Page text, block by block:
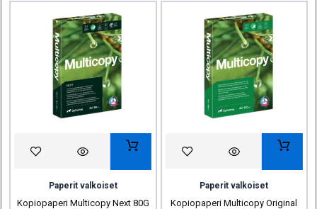
Paperit valkoiset
Kopiopaperi Multicopy Next 80G
Paperit valkoiset
Kopiopaperi Multicopy Original